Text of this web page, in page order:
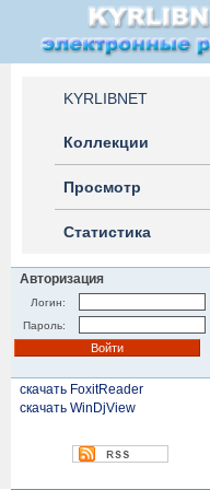
KYRLIBNET
Коллекции
Просмотр
Статистика
Авторизация
Логин:
Пароль:
скачать FoxitReader
скачать WinDjView